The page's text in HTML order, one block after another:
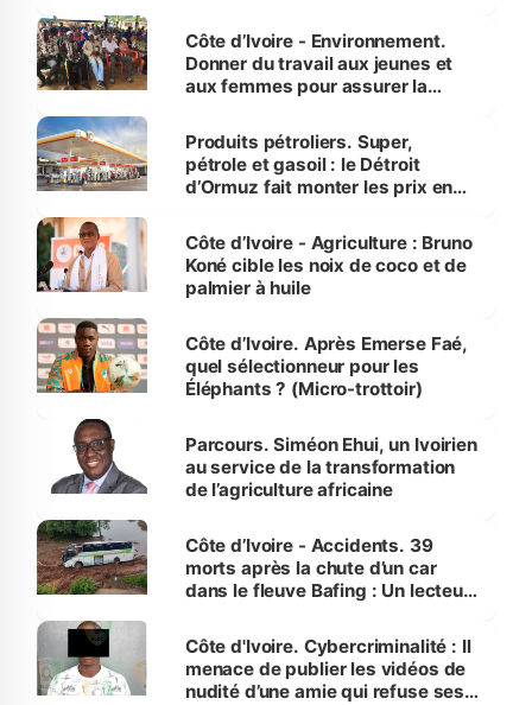
Côte d’Ivoire - Environnement.
Donner du travail aux jeunes et
aux femmes pour assurer la
menacées
Produits pétroliers. Super,
pétrole et gasoil : le Détroit
d’Ormuz fait monter les prix en
Côte d’Ivoire - Agriculture : Bruno
Koné cible les noix de coco et de
palmier à huile
Côte d’Ivoire. Après Emerse Faé,
quel sélectionneur pour les
Éléphants ? (Micro-trottoir)
Parcours. Siméon Ehui, un Ivoirien
au service de la transformation
de l’agriculture africaine
Côte d’Ivoire - Accidents. 39
morts après la chute d’un car
dans le fleuve Bafing : Un lecteur
des Transports
Côte d'Ivoire. Cybercriminalité : Il
menace de publier les vidéos de
nudité d’une amie qui refuse ses